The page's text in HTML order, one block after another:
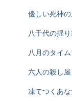
優しい死神
八千代の揺り
八月のタイ
六人の殺し屋
凍てつくあ